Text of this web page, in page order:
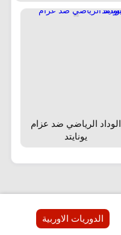
الوداد الرياضي ضد عزام
يونايتد
الدوريات الاوربية